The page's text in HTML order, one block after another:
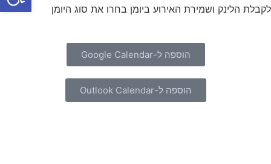
לקבלת הלינק ושמירת האירוע ביומן בחרו את סוג היומן
הוספה ל-Google Calendar
הוספה ל-Outlook Calendar